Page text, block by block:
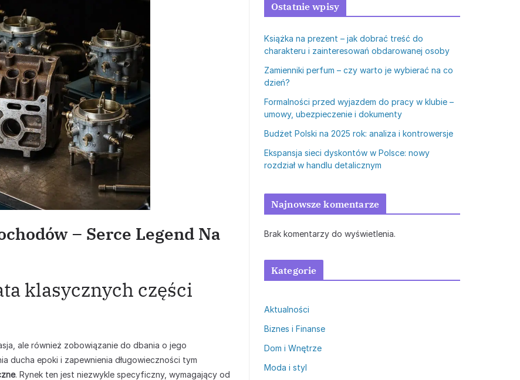
– Serce Legend Na
klasycznych części
ale również zobowiązanie do dbania o jego
ducha epoki i zapewnienia długowieczności tym
. Rynek ten jest niezwykle specyficzny, wymagający od
Ostatnie wpisy
Książka na prezent – jak dobrać treść do
charakteru i zainteresowań obdarowanej osoby
Zamienniki perfum – czy warto je wybierać na co
dzień?
Formalności przed wyjazdem do pracy w klubie –
umowy, ubezpieczenie i dokumenty
Budżet Polski na 2025 rok: analiza i kontrowersje
Ekspansja sieci dyskontów w Polsce: nowy
rozdział w handlu detalicznym
Najnowsze komentarze
Brak komentarzy do wyświetlenia.
Kategorie
Aktualności
Biznes i Finanse
Dom i Wnętrze
Moda i styl